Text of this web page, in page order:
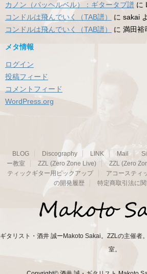
カノン（パッヘルベル）：ギタータブ譜 に
コンドルは飛んでいく（TAB譜）
に sakai
コンドルは飛んでいく（TAB譜）
に 満田裕
メタ情報
ログイン
投稿フィード
コメントフィード
WordPress.org
BLOG Discography LINK Mail
ー教室
ZZL (Zero Zone Live) ZZL (Zero
ティックギター用ピックアップ
アコースティ
の開発履歴
特定商取引法に
ギタリスト・酒井 誠ーMakoto Sakai。ZZLの主催
室。